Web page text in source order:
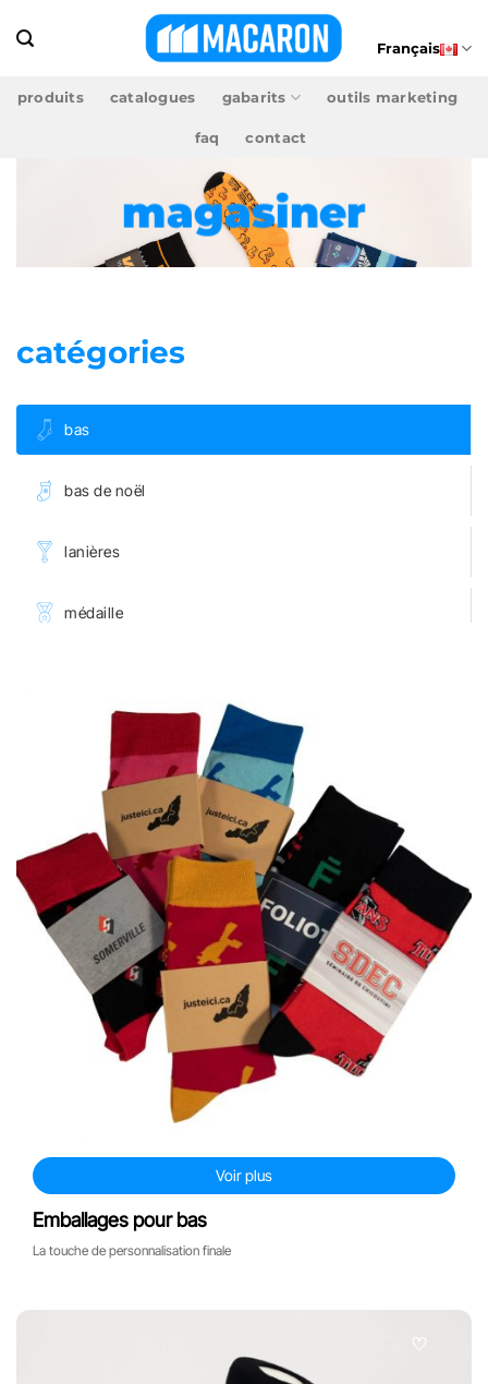
au
Français
produits catalogues gabarits outils marketing
faq contact
magasiner
catégories
bas
bas de noël
lanières
médaille
portables
porte-clés
accessoires pour souliers
macarons
accessoires pour valises
autres produits
Voir plus
Emballages pour bas
La touche de personnalisation finale
♡